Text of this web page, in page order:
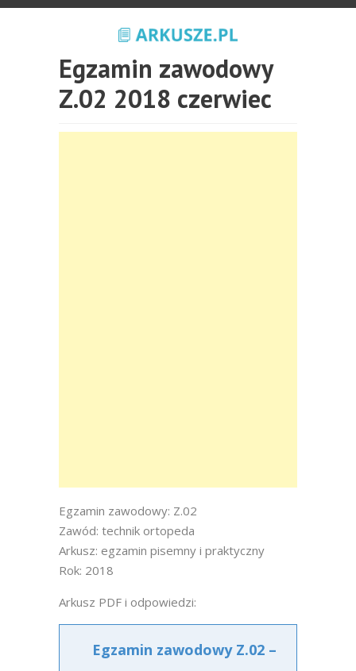
Egzamin zawodowy
Z.02 2018 czerwiec
Egzamin zawodowy: Z.02
Zawód: technik ortopeda
Arkusz: egzamin pisemny i praktyczny
Rok: 2018
Arkusz PDF i odpowiedzi:
Egzamin zawodowy Z.02 –